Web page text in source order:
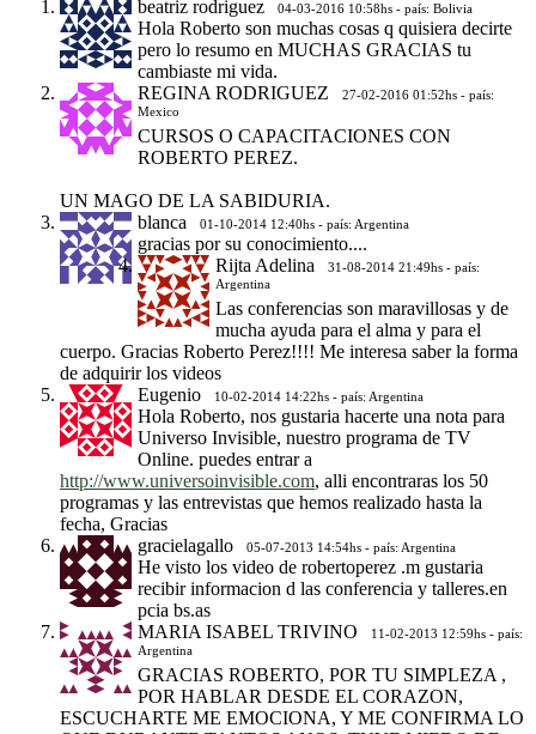
beatriz rodriguez
04-03-2016 10:58hs - país: Bolivia
Hola Roberto son muchas cosas q quisiera decirte
pero lo resumo en MUCHAS GRACIAS tu
cambiaste mi vida.
REGINA RODRIGUEZ
27-02-2016 01:52hs - país:
Mexico
CURSOS O CAPACITACIONES CON
ROBERTO PEREZ.
UN MAGO DE LA SABIDURIA.
blanca
01-10-2014 12:40hs - país: Argentina
gracias por su conocimiento....
Rijta Adelina
31-08-2014 21:49hs - país:
Argentina
Las conferencias son maravillosas y de
mucha ayuda para el alma y para el
cuerpo. Gracias Roberto Perez!!!! Me interesa saber la forma
de adquirir los videos
Eugenio
10-02-2014 14:22hs - país: Argentina
Hola Roberto, nos gustaria hacerte una nota para
Universo Invisible, nuestro programa de TV
Online. puedes entrar a
http://www.universoinvisible.com, alli encontraras los 50
programas y las entrevistas que hemos realizado hasta la
fecha, Gracias
gracielagallo
05-07-2013 14:54hs - país: Argentina
He visto los video de robertoperez .m gustaria
recibir informacion d las conferencia y talleres.en
pcia bs.as
MARIA ISABEL TRIVINO
11-02-2013 12:59hs - país:
Argentina
GRACIAS ROBERTO, POR TU SIMPLEZA ,
POR HABLAR DESDE EL CORAZON,
ESCUCHARTE ME EMOCIONA, Y ME CONFIRMA LO